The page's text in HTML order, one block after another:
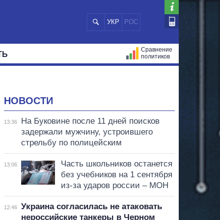
УКР РОС
Сравнение
политиков
НОВОСТИ
13:36
На Буковине после 11 дней поисков
задержали мужчину, устроившего
стрельбу по полицейским
13:06
Часть школьников останется
без учебников на 1 сентября
из-за ударов россии – МОН
12:46
Украина согласилась не атаковать
нероссийские танкеры в Черном